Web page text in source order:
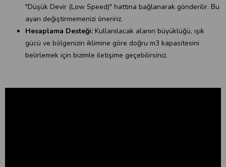
"Düşük Devir (Low Speed)" hattına bağlanarak gönderilir. Bu
ayarı değiştirmemenizi öneririz.
Hesaplama Desteği: Kullanılacak alanın büyüklüğü, ışık
gücü ve bölgenizin iklimine göre doğru m3 kapasitesini
belirlemek için bizimle iletişime geçebilirsiniz.